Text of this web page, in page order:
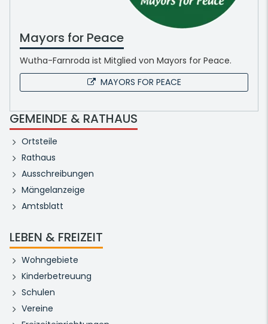
Mayors for Peace
Wutha-Farnroda ist Mitglied von Mayors for Peace.
MAYORS FOR PEACE
GEMEINDE & RATHAUS
Ortsteile
Rathaus
Ausschreibungen
Mängelanzeige
Amtsblatt
LEBEN & FREIZEIT
Wohngebiete
Kinderbetreuung
Schulen
Vereine